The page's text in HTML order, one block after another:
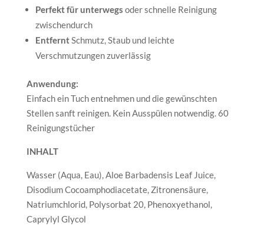
Perfekt für unterwegs oder schnelle Reinigung
zwischendurch
EntferntSchmutz, Staub und leichte
Verschmutzungen zuverlässig
Anwendung:
Einfach ein Tuch entnehmen und die gewünschten
Stellen sanft reinigen. Kein Ausspülen notwendig. 60
Reinigungstücher
INHALT
Wasser (Aqua, Eau), Aloe Barbadensis Leaf Juice,
Disodium Cocoamphodiacetate, Zitronensäure,
Natriumchlorid, Polysorbat 20, Phenoxyethanol,
Caprylyl Glycol